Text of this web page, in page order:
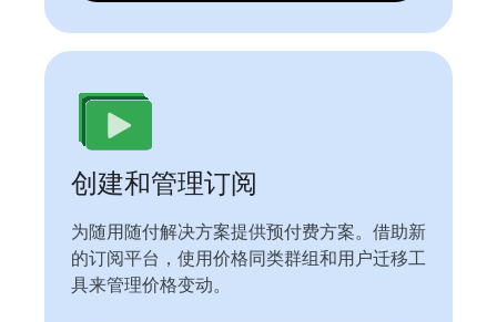
创建和管理订阅
为随用随付解决方案提供预付费方案。借助新
的订阅平台，使用价格同类群组和用户迁移工
具来管理价格变动。